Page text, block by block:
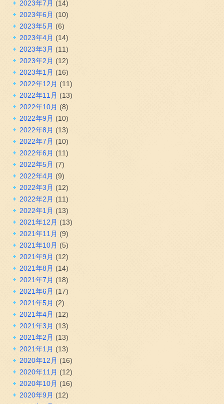
2023年7月 (14)
2023年6月 (10)
2023年5月 (6)
2023年4月 (14)
2023年3月 (11)
2023年2月 (12)
2023年1月 (16)
2022年12月 (11)
2022年11月 (13)
2022年10月 (8)
2022年9月 (10)
2022年8月 (13)
2022年7月 (10)
2022年6月 (11)
2022年5月 (7)
2022年4月 (9)
2022年3月 (12)
2022年2月 (11)
2022年1月 (13)
2021年12月 (13)
2021年11月 (9)
2021年10月 (5)
2021年9月 (12)
2021年8月 (14)
2021年7月 (18)
2021年6月 (17)
2021年5月 (2)
2021年4月 (12)
2021年3月 (13)
2021年2月 (13)
2021年1月 (13)
2020年12月 (16)
2020年11月 (12)
2020年10月 (16)
2020年9月 (12)